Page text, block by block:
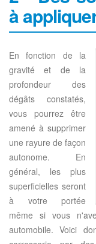
à
En fonction de la
gravité et de la
profondeur des
dégâts constatés,
vous pourrez être
amené à supprimer
une rayure de façon
autonome. En
général, les plus
superficielles seront
à votre portée
même si vous
automobile. Voici